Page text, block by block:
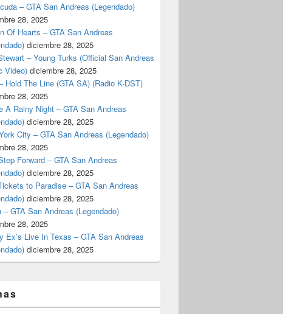
– GTA San Andreas (Legendado)
28, 2025
Of Hearts – GTA San Andreas
diciembre 28, 2025
– Young Turks (Official San Andreas
Video) diciembre 28, 2025
Hold The Line (GTA SA) (Radio K-DST)
28, 2025
A Rainy Night – GTA San Andreas
diciembre 28, 2025
City – GTA San Andreas (Legendado)
28, 2025
Forward – GTA San Andreas
diciembre 28, 2025
to Paradise – GTA San Andreas
diciembre 28, 2025
– GTA San Andreas (Legendado)
28, 2025
Ex’s Live In Texas – GTA San Andreas
diciembre 28, 2025